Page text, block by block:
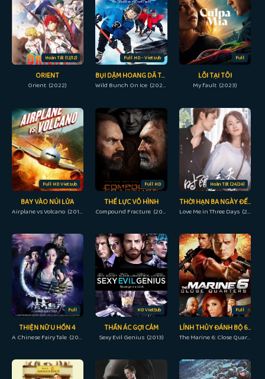
Hoàn Tất (12/12)
ORIENT
Orient (2022)
Full HD - Vietsub
BỤI DẶM HOANG DÃ TRÊN BĂNG
Wild Bunch On Ice (2020)
Full
LỖI TẠI TÔI
My fault (2023)
Full HD Vietsub
BAY VÀO NÚI LỬA
Airplane vs Volcano (2014)
Full HD
THẾ LỰC VÔ HÌNH
Compound Fracture (2013)
Hoàn Tất (24/24)
THỜI HẠN BA NGÀY ĐỂ YÊU ANH
Love Me in Three Days (2023)
Full
THIỆN NỮ U HỒN 4
A Chinese Fairy Tale (2011)
HD VietSub
THẦN ÁC GỢI CẢM
Sexy Evil Genius (2013)
Full
LÍNH THỦY ĐÁNH BỘ 6: CHẶN LỐI
The Marine 6: Close Quarters (2018)